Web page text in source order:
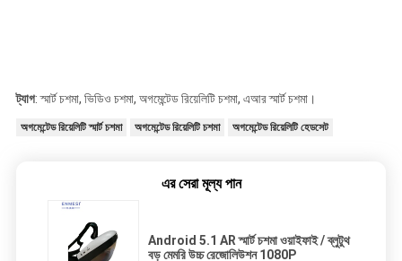
ট্যাগ: স্মার্ট চশমা, ভিডিও চশমা, অগমেন্টেড রিয়েলিটি চশমা, এআর স্মার্ট চশমা।
অগমেন্টেড রিয়েলিটি স্মার্ট চশমা অগমেন্টেড রিয়েলিটি চশমা অগমেন্টেড রিয়েলিটি হেডসেট
এর সেরা মূল্য পান
Android 5.1 AR স্মার্ট চশমা ওয়াইফাই / ব্লুটুথ
বড় মেমরি উচ্চ রেজোলিউশন 1080P